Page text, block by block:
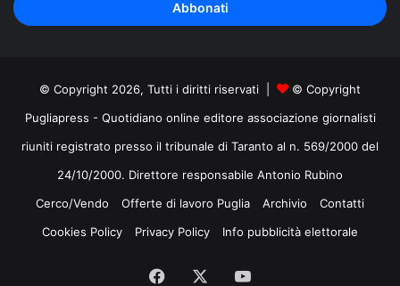
indirizzo
mail
© Copyright 2026, Tutti i diritti riservati |
© Copyright
Pugliapress - Quotidiano online editore associazione giornalisti
riuniti registrato presso il tribunale di Taranto al n. 569/2000 del
24/10/2000. Direttore responsabile Antonio Rubino
Cerco/Vendo
Offerte di lavoro Puglia Archivio
Contatti
Cookies Policy
Privacy Policy Info pubblicità elettorale
Facebook